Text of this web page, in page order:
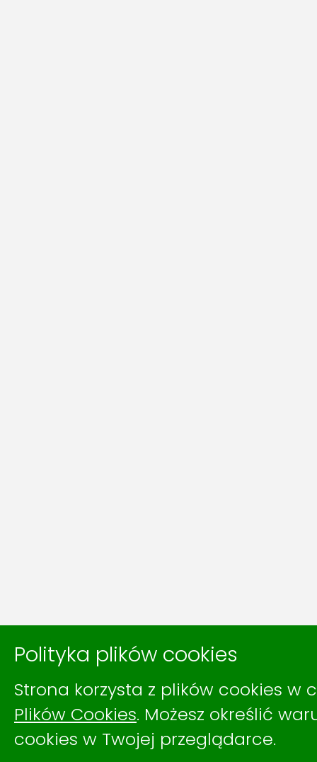
Polityka plików cookies
Strona korzysta z plików cookies w
Plików Cookies. Możesz określić
cookies w Twojej przeglądarce.